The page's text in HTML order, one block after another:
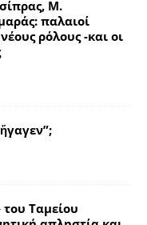
Μ.
παλαιοί
ρόλους -και οι
Ταμείου